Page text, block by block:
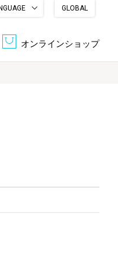
GLOBAL
オンラインショップ
（あすえ）」